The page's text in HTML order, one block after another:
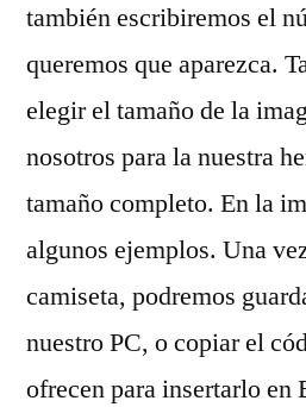
también escribiremos el
queremos que aparezca.
elegir el tamaño de la
nosotros para la nuestra
tamaño completo. En la
algunos ejemplos. Una
camiseta, podremos
nuestro PC, o copiar el
ofrecen para insertarlo en